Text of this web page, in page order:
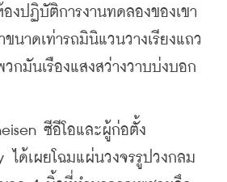
งปฏิบัติการงานทดลองของเขา
นาดเท่ารถมินิแวนวางเรียงแถว
กมันเรืองแสงสว่างวาบบ่งบอก
ซีอีโอและผู้ก่อตั้ง
ได้เผยโฉมแผ่นวงจรรูปวงกลม